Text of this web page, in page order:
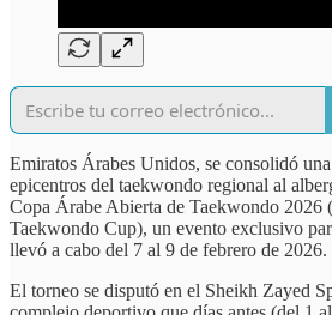
Emiratos Árabes Unidos, se consolidó
epicentros del taekwondo regional al
Copa Árabe Abierta de Taekwondo 2026
Taekwondo Cup), un evento exclusivo
llevó a cabo del 7 al 9 de febrero de 2026.
El torneo se disputó en el Sheikh Zayed